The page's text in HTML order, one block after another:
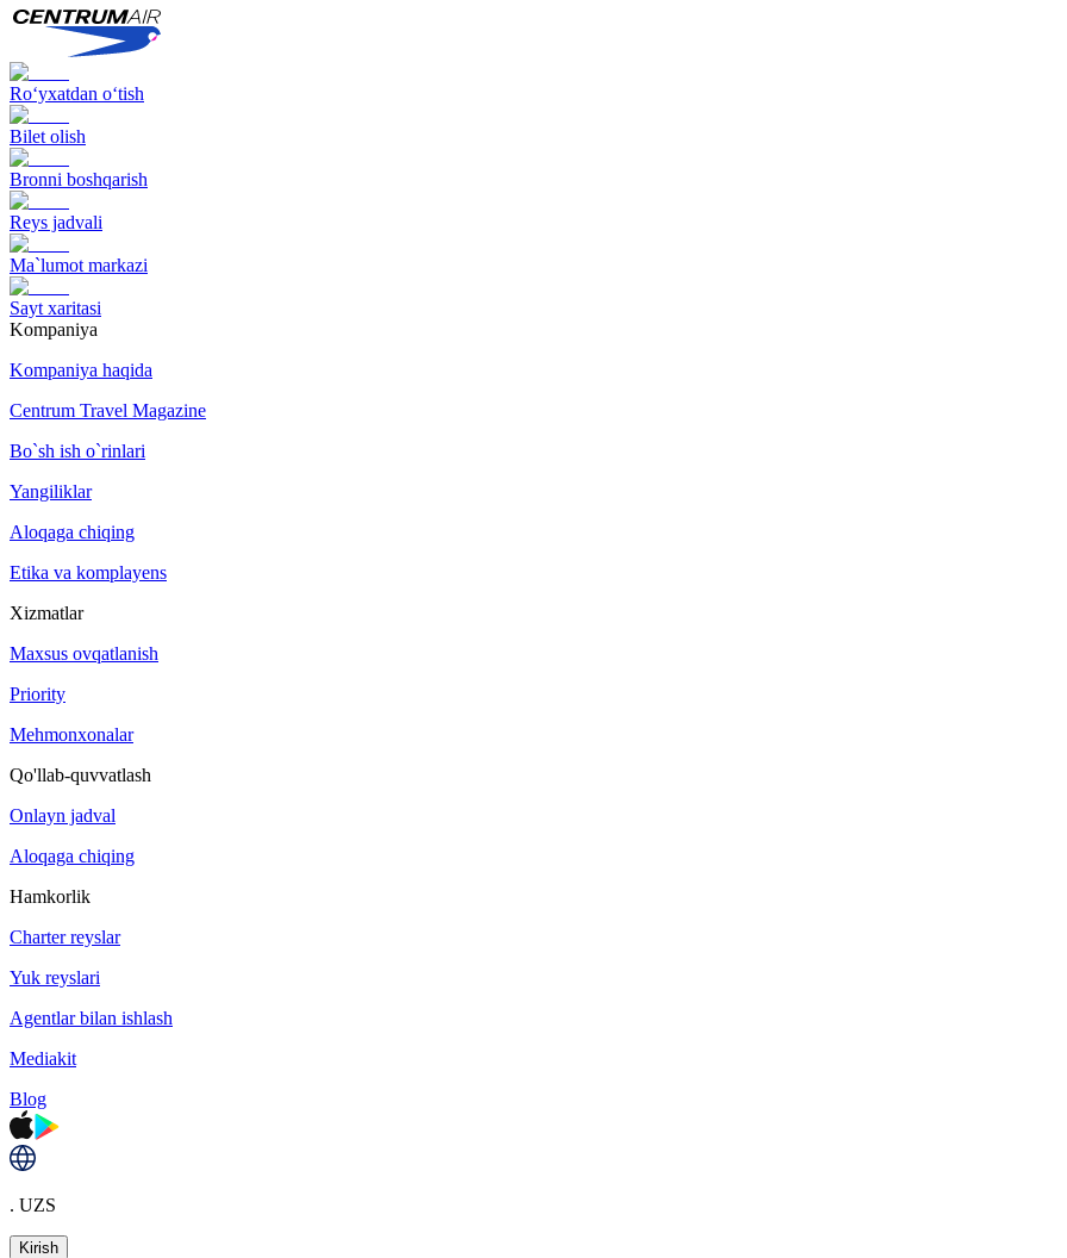
Ro‘yxatdan o‘tish
Bilet olish
Bronni boshqarish
Reys jadvali
Ma`lumot markazi
Sayt xaritasi
Kompaniya
Kompaniya haqida
Centrum Travel Magazine
Bo`sh ish o`rinlari
Yangiliklar
Aloqaga chiqing
Etika va komplayens
Xizmatlar
Maxsus ovqatlanish
Priority
Mehmonxonalar
Qo'llab-quvvatlash
Onlayn jadval
Aloqaga chiqing
Hamkorlik
Charter reyslar
Yuk reyslari
Agentlar bilan ishlash
Mediakit
Blog
. UZS
Kirish